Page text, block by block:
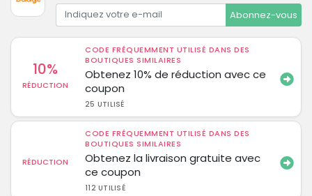
Abonnez-vous
10%
RÉDUCTION
CODE FRÉQUEMMENT UTILISÉ DANS DES
BOUTIQUES SIMILAIRES
Obtenez 10% de réduction avec ce
coupon
25 UTILISÉ
RÉDUCTION
CODE FRÉQUEMMENT UTILISÉ DANS DES
BOUTIQUES SIMILAIRES
Obtenez la livraison gratuite avec
ce coupon
112 UTILISÉ